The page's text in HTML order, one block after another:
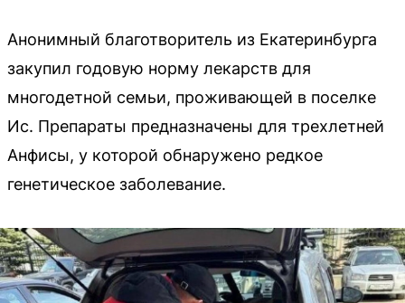
Анонимный благотворитель из Екатеринбурга
закупил годовую норму лекарств для
многодетной семьи, проживающей в поселке
Ис. Препараты предназначены для трехлетней
Анфисы, у которой обнаружено редкое
генетическое заболевание.